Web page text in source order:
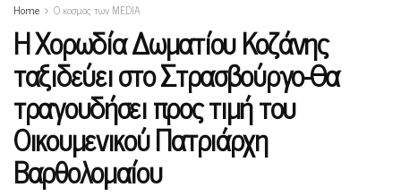
Home Ο κοσμος των MEDIA
Η Χορωδία Δωματίου Κοζάνης
ταξιδεύει στο Στρασβούργο-Θα
τραγουδήσει προς τιμή του
Οικουμενικού Πατριάρχη
Βαρθολομαίου